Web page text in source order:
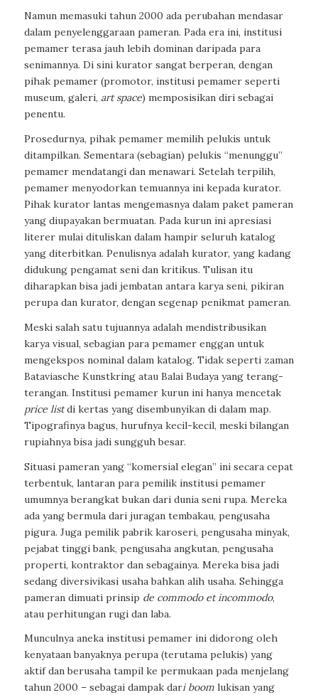
Namun memasuki tahun 2000 ada perubahan mendasar
dalam penyelenggaraan pameran. Pada era ini, institusi
pemamer terasa jauh lebih dominan daripada para
senimannya. Di sini kurator sangat berperan, dengan
pihak pemamer (promotor, institusi pemamer seperti
museum, galeri, art space) memposisikan diri sebagai
penentu.
Prosedurnya, pihak pemamer memilih pelukis untuk
ditampilkan. Sementara (sebagian) pelukis “menunggu”
pemamer mendatangi dan menawari. Setelah terpilih,
pemamer menyodorkan temuannya ini kepada kurator.
Pihak kurator lantas mengemasnya dalam paket pameran
yang diupayakan bermuatan. Pada kurun ini apresiasi
literer mulai dituliskan dalam hampir seluruh katalog
yang diterbitkan. Penulisnya adalah kurator, yang kadang
didukung pengamat seni dan kritikus. Tulisan itu
diharapkan bisa jadi jembatan antara karya seni, pikiran
perupa dan kurator, dengan segenap penikmat pameran.
Meski salah satu tujuannya adalah mendistribusikan
karya visual, sebagian para pemamer enggan untuk
mengekspos nominal dalam katalog. Tidak seperti zaman
Bataviasche Kunstkring atau Balai Budaya yang terang-
terangan. Institusi pemamer kurun ini hanya mencetak
price listdi kertas yang disembunyikan di dalam map.
Tipografinya bagus, hurufnya kecil-kecil, meski bilangan
rupiahnya bisa jadi sungguh besar.
Situasi pameran yang “komersial elegan” ini secara cepat
terbentuk, lantaran para pemilik institusi pemamer
umumnya berangkat bukan dari dunia seni rupa. Mereka
ada yang bermula dari juragan tembakau, pengusaha
pigura. Juga pemilik pabrik karoseri, pengusaha minyak,
pejabat tinggi bank, pengusaha angkutan, pengusaha
properti, kontraktor dan sebagainya. Mereka bisa jadi
sedang diversivikasi usaha bahkan alih usaha. Sehingga
pameran dimuati prinsip de commodo et incommodo,
atau perhitungan rugi dan laba.
Munculnya aneka institusi pemamer ini didorong oleh
kenyataan banyaknya perupa (terutama pelukis) yang
aktif dan berusaha tampil ke permukaan pada menjelang
tahun 2000 – sebagai dampak dari boomlukisan yang